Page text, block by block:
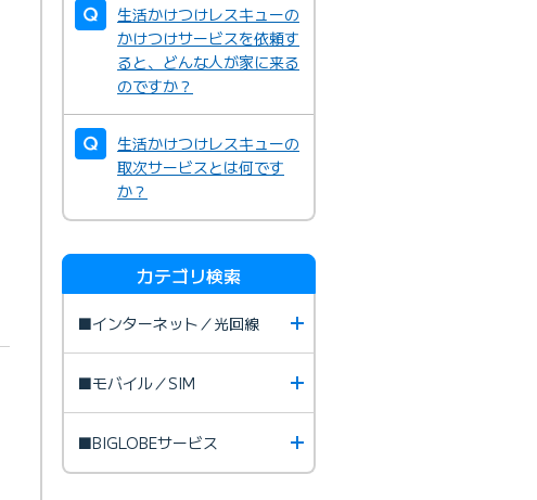
生活かけつけレスキューの
かけつけサービスを依頼す
ると、どんな人が家に来る
のですか？
生活かけつけレスキューの
取次サービスとは何です
か？
カテゴリ検索
■インターネット／光回線
■モバイル／SIM
■BIGLOBEサービス